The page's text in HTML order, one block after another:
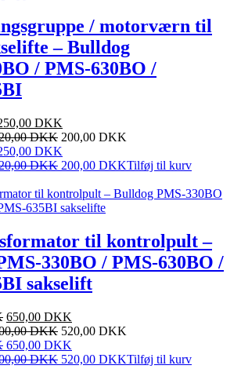
/ motorværn til
– Bulldog
/ PMS‑630BO /
DKK
aktuelle
er:
DKK 200,00 DKK
DKK.
DKK
aktuelle
er:
250,00 DKK.
DKK 200,00 DKKTilføj til kurv
til kontrolpult –
/ PMS‑630BO /
sakselift
Den
oprindelige
pris
var:
650,00 DKK
aktuelle
er:
DKK 520,00 DKK
Den
oprindelige
650,00 DKK
aktuelle
DKK 520,00 DKKTilføj til kurv